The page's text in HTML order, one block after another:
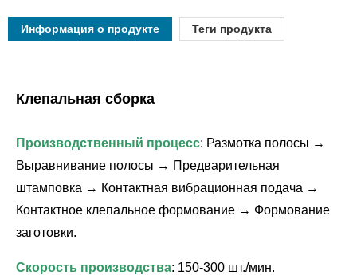
Информация о продукте Теги продукта
Клепальная сборка
Производственный процесс: Размотка полосы →
Выравнивание полосы → Предварительная
штамповка → Контактная вибрационная подача →
Контактное клепальное формование → Формование
заготовки.
Скорость производства: 150-300 шт./мин.